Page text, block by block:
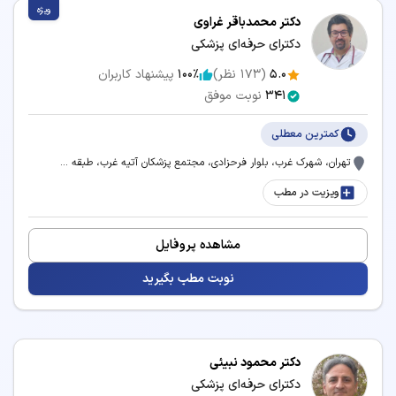
خدمات و بیماری‌های مرتبط با تخصص پزشکی
پزشکان متخصص پزشکی می‌توانند در زمینه‌های زیر
خدمات درمانی و مشاوره ارائه دهند:
برداشتن خال بلفاروپلاستی
تزریق بوتاکس
جوانسازی پوست
درمان آکنه و جوش
درمان و پیشگیری از افتادگی
رفع غبغب
ویژه
دکتر محمدباقر غراوی
دکترای حرفه‌ای پزشکی
5.0
(
173 نظر) 100٪ پیشنهاد کاربران
341 نوبت موفق
کمترین معطلی
تهران، شهرک غرب، بلوار فرحزادی، مجتمع پزشکان آتیه غرب، طبقه ...
ویزیت در مطب
مشاهده پروفایل
نوبت مطب بگیرید
دکتر محمود نبیئی
دکترای حرفه‌ای پزشکی